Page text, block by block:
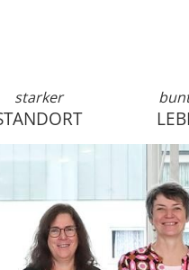
starker